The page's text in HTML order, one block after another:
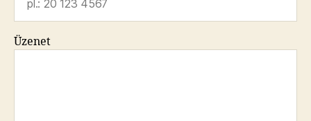
Üzenet